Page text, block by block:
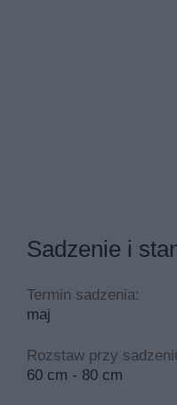
Sadzenie i
Termin sadzenia:
maj
Rozstaw przy
60 cm - 80 cm